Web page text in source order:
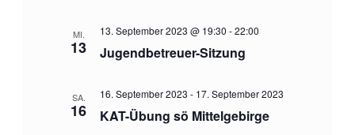
MI.
13 Jugendbetreuer-Sitzung
13. September 2023 @ 19:30 -22:00
SA.
16 KAT-Übung sö Mittelgebirge
16. September 2023 - 17. September 2023